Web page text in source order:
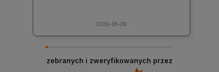
2026-05-29
zebranych i zweryfikowanych przez